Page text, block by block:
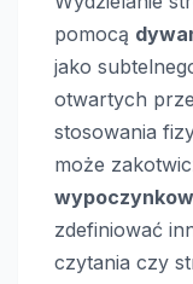
pomocą
jako
otwartych
stosowania
może
zdefiniować
czytania czy